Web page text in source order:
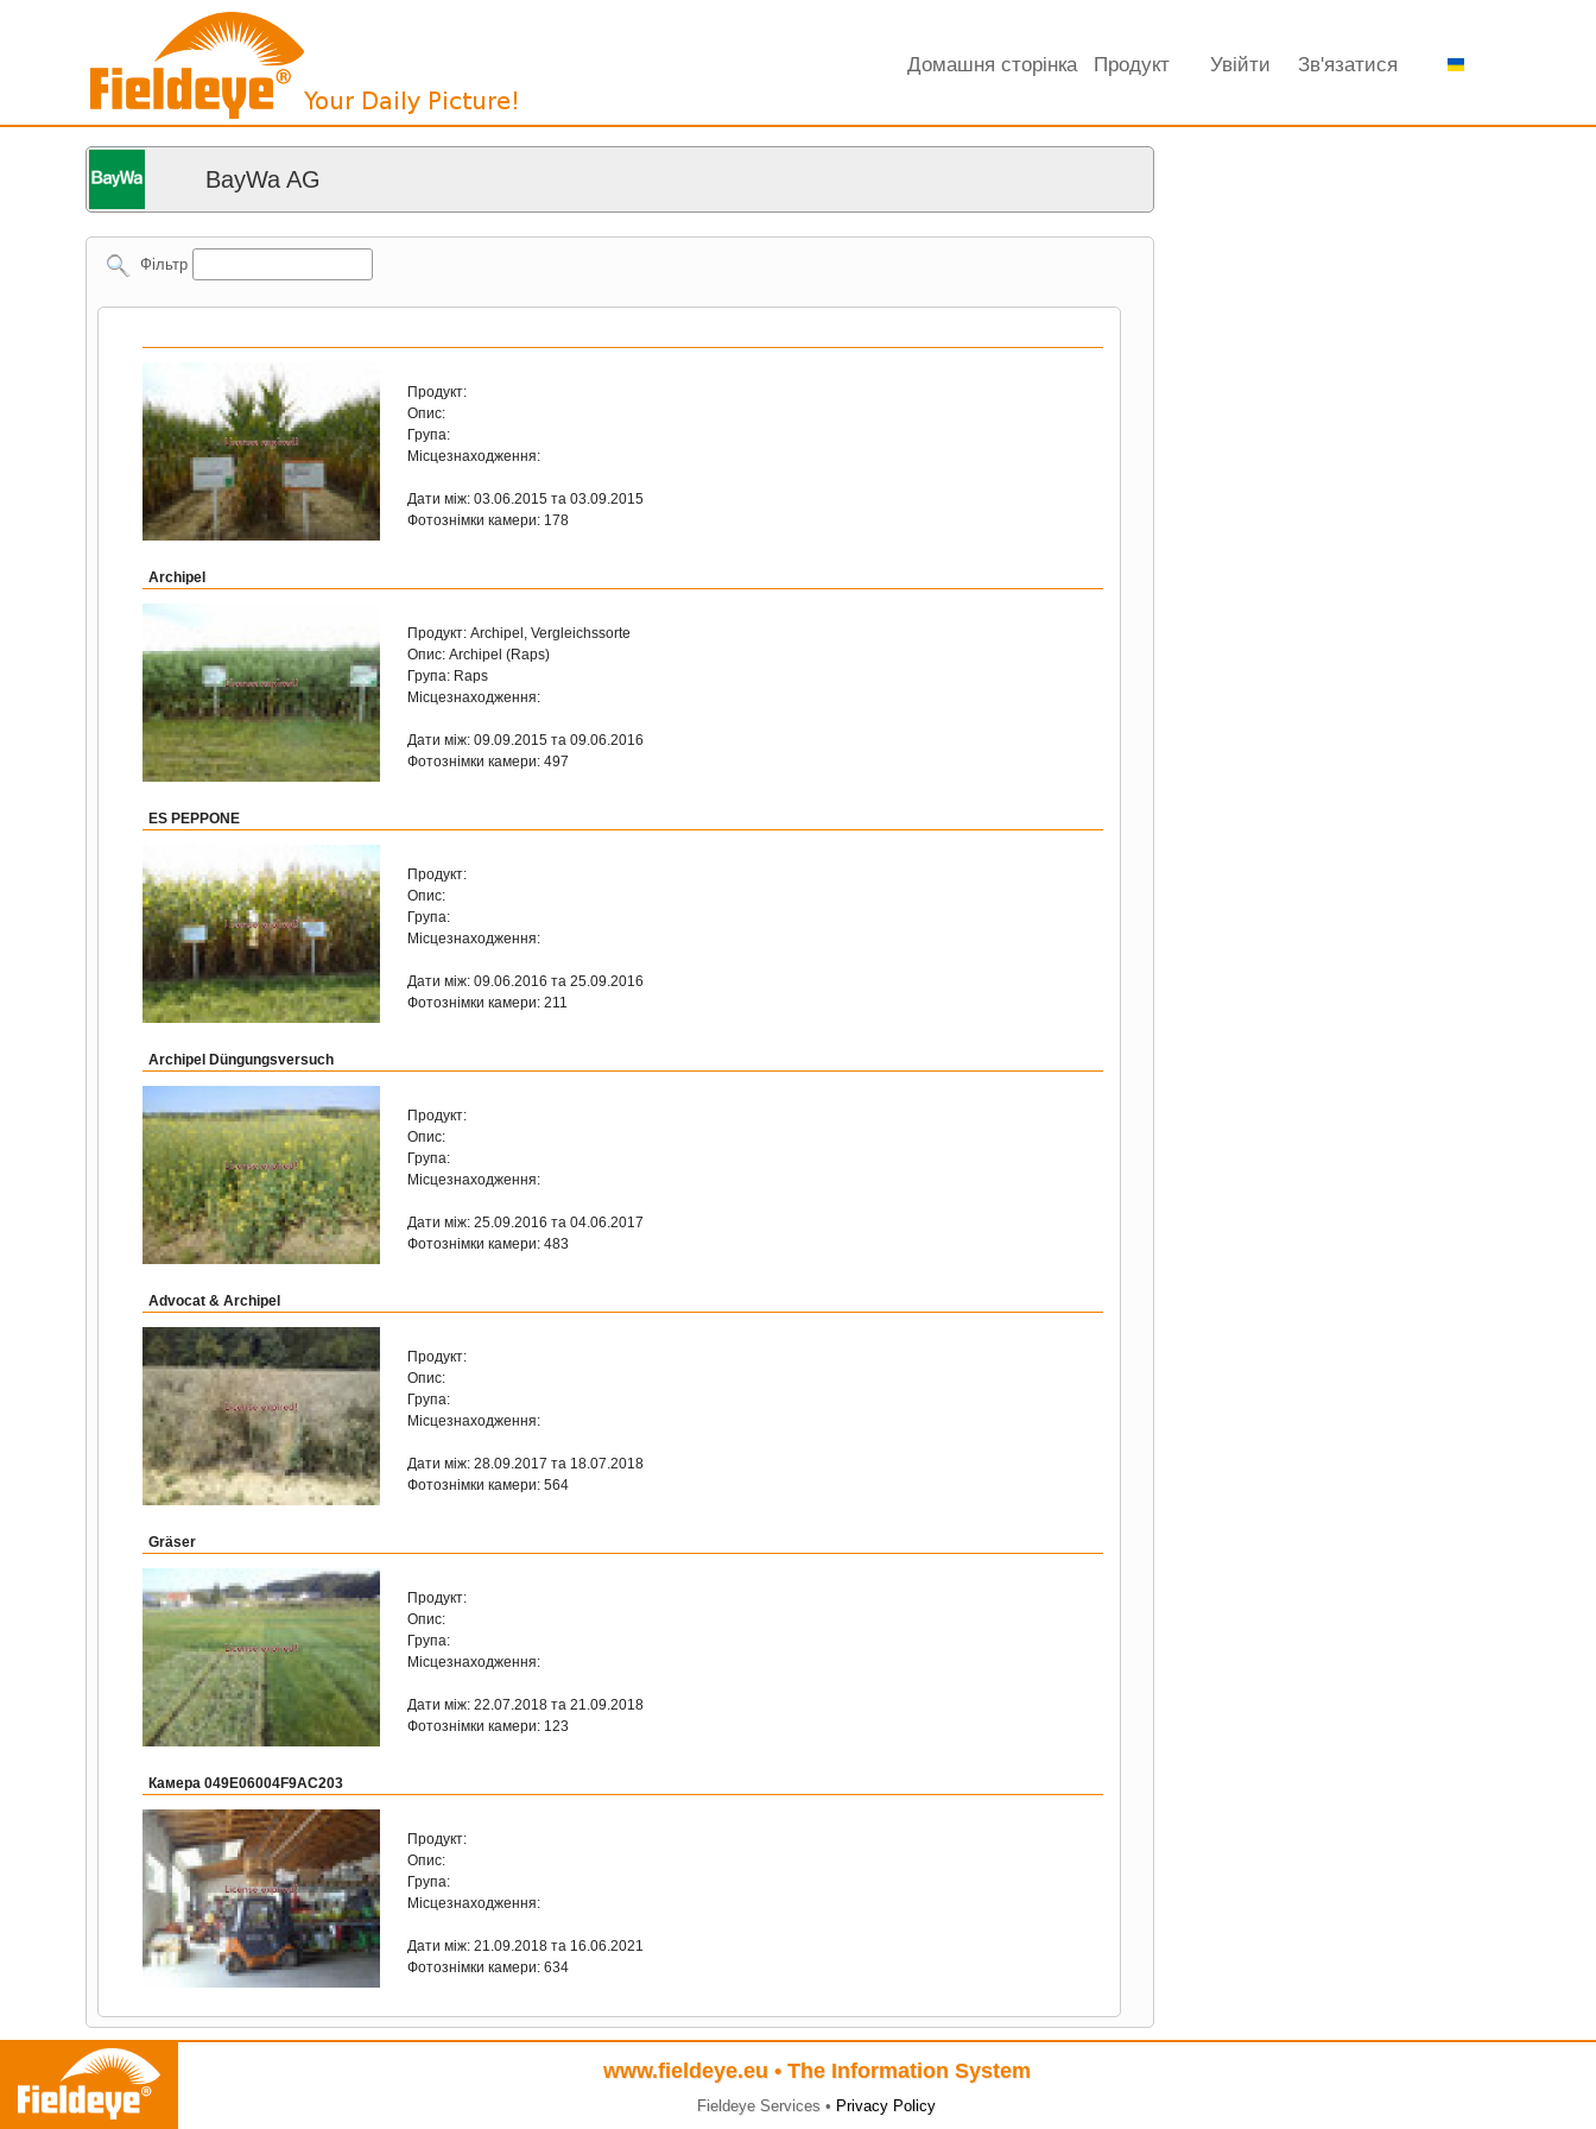
Домашня сторінка Продукт Увійти Зв'язатися
BayWa AG
Фільтр
Продукт:
Опис:
Група:
Місцезнаходження:
Дати між: 03.06.2015 та 03.09.2015
Фотознімки камери: 178
Archipel
Продукт: Archipel, Vergleichssorte
Опис: Archipel (Raps)
Група: Raps
Місцезнаходження:
Дати між: 09.09.2015 та 09.06.2016
Фотознімки камери: 497
ES PEPPONE
Продукт:
Опис:
Група:
Місцезнаходження:
Дати між: 09.06.2016 та 25.09.2016
Фотознімки камери: 211
Archipel Düngungsversuch
Продукт:
Опис:
Група:
Місцезнаходження:
Дати між: 25.09.2016 та 04.06.2017
Фотознімки камери: 483
Advocat & Archipel
Продукт:
Опис:
Група:
Місцезнаходження:
Дати між: 28.09.2017 та 18.07.2018
Фотознімки камери: 564
Gräser
Продукт:
Опис:
Група:
Місцезнаходження:
Дати між: 22.07.2018 та 21.09.2018
Фотознімки камери: 123
Камера 049E06004F9AC203
Продукт:
Опис:
Група:
Місцезнаходження:
Дати між: 21.09.2018 та 16.06.2021
Фотознімки камери: 634
www.fieldeye.eu • The Information System
Fieldeye Services • Privacy Policy